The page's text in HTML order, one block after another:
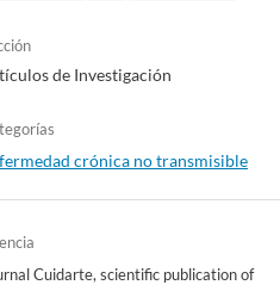
de Investigación
crónica no transmisible
Cuidarte, scientific publication of